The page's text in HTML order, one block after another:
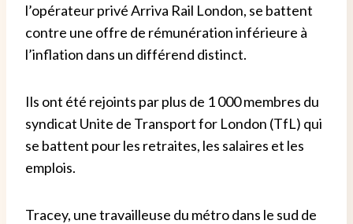
l’opérateur privé Arriva Rail London, se battent
contre une offre de rémunération inférieure à
l’inflation dans un différend distinct.
Ils ont été rejoints par plus de 1 000 membres du
syndicat Unite de Transport for London (TfL) qui
se battent pour les retraites, les salaires et les
emplois.
Tracey, une travailleuse du métro dans le sud de